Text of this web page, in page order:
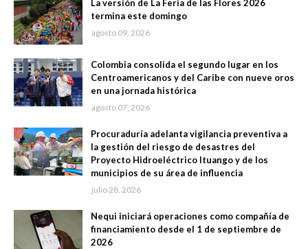
La versión de La Feria de las Flores 2026
termina este domingo
agosto 09, 2026
Colombia consolida el segundo lugar en los
Centroamericanos y del Caribe con nueve oros
en una jornada histórica
agosto 07, 2026
Procuraduría adelanta vigilancia preventiva a
la gestión del riesgo de desastres del
Proyecto Hidroeléctrico Ituango y de los
municipios de su área de influencia
julio 28, 2026
Nequi iniciará operaciones como compañía de
financiamiento desde el 1 de septiembre de
2026